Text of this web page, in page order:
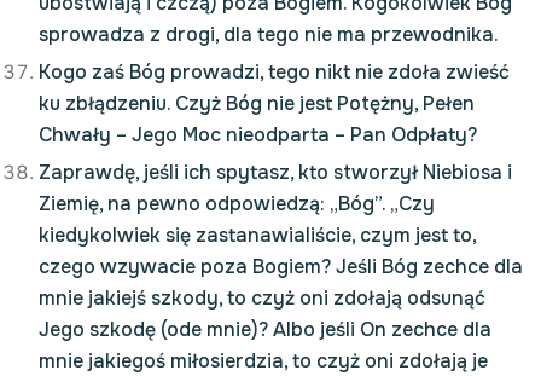
sprowadza z drogi, dla tego nie ma przewodnika.
Kogo zaś Bóg prowadzi, tego nikt nie zdoła zwieść
ku zbłądzeniu. Czyż Bóg nie jest Potężny, Pełen
Chwały – Jego Moc nieodparta – Pan Odpłaty?
Zaprawdę, jeśli ich spytasz, kto stworzył Niebiosa i
Ziemię, na pewno odpowiedzą: „Bóg”. „Czy
kiedykolwiek się zastanawialiście, czym jest to,
czego wzywacie poza Bogiem? Jeśli Bóg zechce dla
mnie jakiejś szkody, to czyż oni zdołają odsunąć
Jego szkodę (ode mnie)? Albo jeśli On zechce dla
mnie jakiegoś miłosierdzia, to czyż oni zdołają je